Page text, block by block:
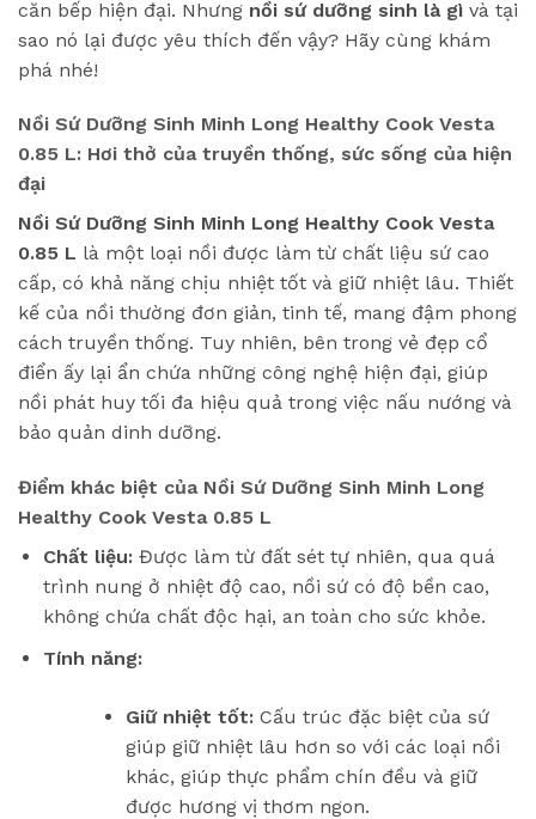
căn bếp hiện đại. Nhưng nồi sứ dưỡng sinh là gì và tại
sao nó lại được yêu thích đến vậy? Hãy cùng khám
phá nhé!
Nồi Sứ Dưỡng Sinh Minh Long Healthy Cook Vesta
0.85 L: Hơi thở của truyền thống, sức sống của hiện
đại
Nồi Sứ Dưỡng Sinh Minh Long Healthy Cook Vesta
0.85 L là một loại nồi được làm từ chất liệu sứ cao
cấp, có khả năng chịu nhiệt tốt và giữ nhiệt lâu. Thiết
kế của nồi thường đơn giản, tinh tế, mang đậm phong
cách truyền thống. Tuy nhiên, bên trong vẻ đẹp cổ
điển ấy lại ẩn chứa những công nghệ hiện đại, giúp
nồi phát huy tối đa hiệu quả trong việc nấu nướng và
bảo quản dinh dưỡng.
Điểm khác biệt của Nồi Sứ Dưỡng Sinh Minh Long
Healthy Cook Vesta 0.85 L
Chất liệu:Được làm từ đất sét tự nhiên, qua quá
trình nung ở nhiệt độ cao, nồi sứ có độ bền cao,
không chứa chất độc hại, an toàn cho sức khỏe.
Tính năng:
Giữ nhiệt tốt:Cấu trúc đặc biệt của sứ
giúp giữ nhiệt lâu hơn so với các loại nồi
khác, giúp thực phẩm chín đều và giữ
được hương vị thơm ngon.